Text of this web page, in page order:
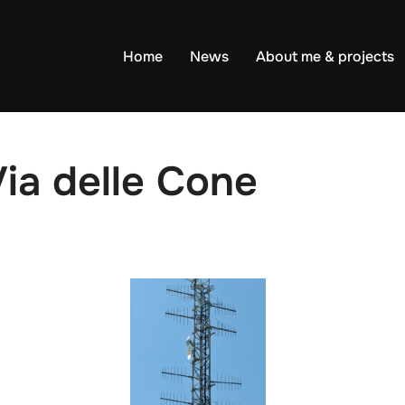
Home News About me & projects
delle Cone